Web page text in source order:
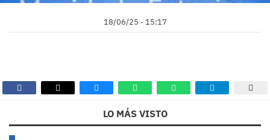
18/06/25 - 15:17
LO MÁS VISTO